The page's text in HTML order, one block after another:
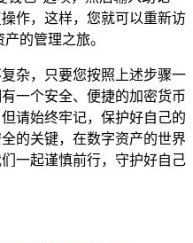
作，这样，您就可以重新访
的管理之旅。
杂，只要您按照上述步骤一
一个安全、便捷的加密货币
请始终牢记，保护好自己的
的关键，在数字资产的世界
一起谨慎前行，守护好自己